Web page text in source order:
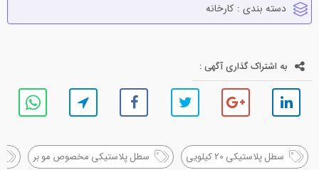
دسته بندی : كارخانه
به اشتراک گذاری آگهی :
سطل پلاستیکی 20 کیلویی سطل پلاستیکی مخصوص مو بر